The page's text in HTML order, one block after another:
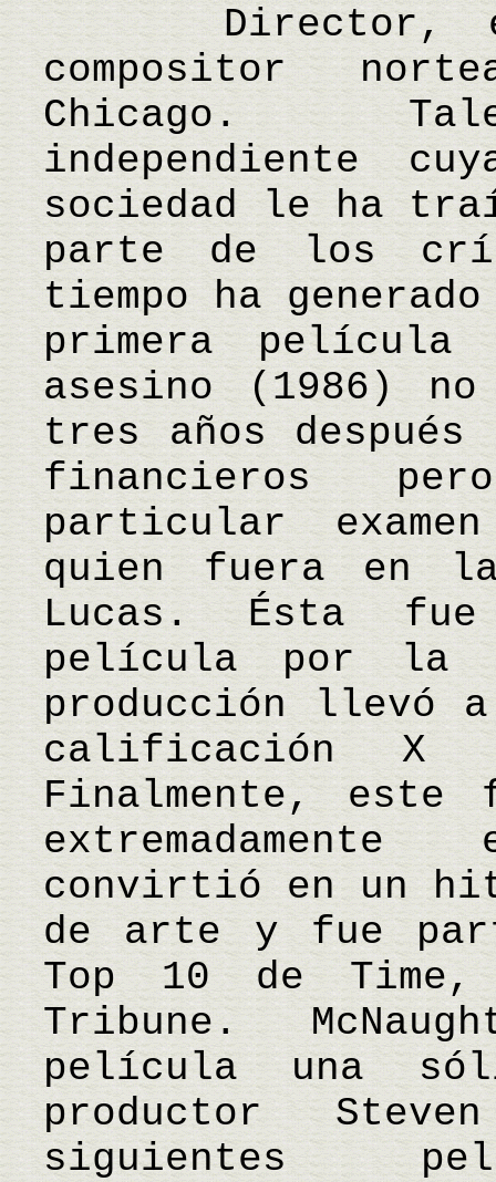
Director,
compositor
Chicago.
independiente
sociedad le ha
parte de los
tiempo ha
primera
asesino (1986)
tres años
financieros
particular
quien fuera en
Lucas. Ésta
película por la
producción llevó
calificación X
Finalmente, este
convirtió en un
de arte y fue
Top 10 de Time,
Tribune.
película una
productor
siguientes